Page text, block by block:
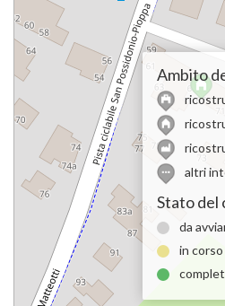
Ambito
altri
Stato del
da
in corso